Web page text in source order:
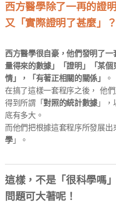
西方醫學除了一再的證
又「實際證明了甚麼」？
西方醫學很自豪，他們發明了一
量得來的數據」「證明 」「某個
情」，「有著正相關的關係」
。
在搞了這樣一套程序之後， 他
得到所謂「對照的統計數據 」，
底有多大。
而他們把根據這套程序所發展出
學」。
這樣，不是「很科學嗎
問題可大著呢！